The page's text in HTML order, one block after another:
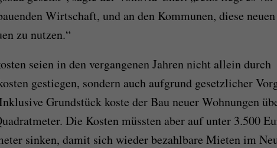
Wirtschaft, und an den Kommunen, diese
zu nutzen.“
seien in den vergangenen Jahren nicht allein durch
gestiegen, sondern auch aufgrund gesetzlicher
Grundstück koste der Bau neuer Wohnungen
Die Kosten müssten aber auf unter 3.500
sinken, damit sich wieder bezahlbare Mieten im